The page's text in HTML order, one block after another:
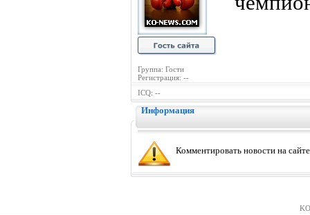
Группа: Гости
Регистрация: --
ICQ: --
Информация
Комментировать новости на